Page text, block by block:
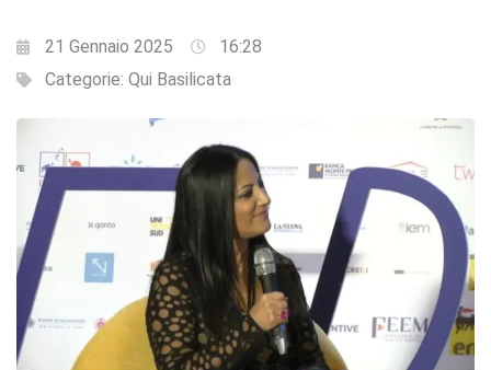
21 Gennaio 2025
16:28
Categorie: Qui Basilicata